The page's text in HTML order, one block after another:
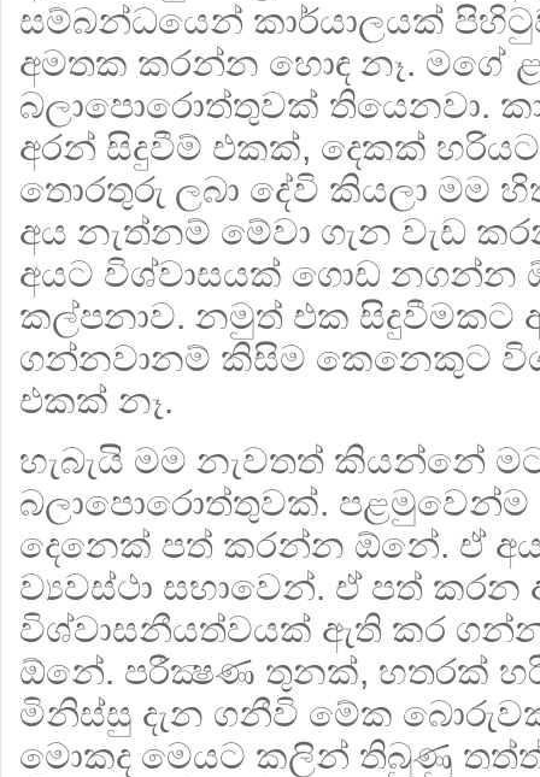
සම්බන්ධයෙන් කාර්යාලයක්
අමතක කරන්න හොඳ නෑ. මගේ
බලාපොරොත්තුවක් තියෙනවා.
අරන් සිදුවීම් එකක්, දෙකක්
තොරතුරු ලබා දේවි කියලා මම
අය නැත්නම් මේවා ගැන වැඩ
අයට විශ්වාසයක් ගොඩ නගන්න
කල්පනාව. නමුත් එක සිදුවීමකට
ගන්නවානම් කිසිම කෙනෙකුට
එකක් නෑ.
හැබැයි මම නැවතත් කියන්නේ
බලාපොරොත්තුවක්.
දෙනෙක් පත් කරන්න ඕනේ. ඒ
ව්‍යවස්ථා සභාවෙන්. ඒ පත් කරන
විශ්වාසනීයත්වයක් ඇති කර
ඕනේ. පරීක්‍ෂණ තුනක්, හතරක්
මිනිස්සු දැන ගනීවි මේක
මොකද මෙයට කලින් තිබුණු